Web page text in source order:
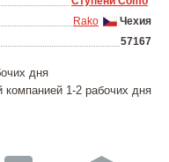
Чехия
Rako
57167
дня
компанией 1-2 рабочих дня